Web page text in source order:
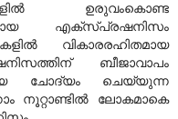
ഉരുവംകൊണ്ട
എക്സ്പ്രഷനിസം
വികാരരഹിതമായ
ബീജാവാപം
ചോദ്യം ചെയ്യുന്ന
നൂറ്റാണ്ടില്‍ ലോകമാകെ